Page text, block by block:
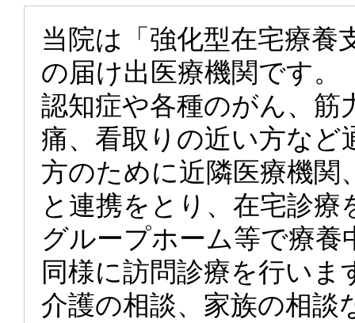
当院は「強化型在宅療養
の届け出医療機関です。
認知症や各種のがん、筋
痛、看取りの近い方など
方のために近隣医療機関
と連携をとり、在宅診療
グループホーム等で療
同様に訪問診療を行いま
介護の相談、家族の相談